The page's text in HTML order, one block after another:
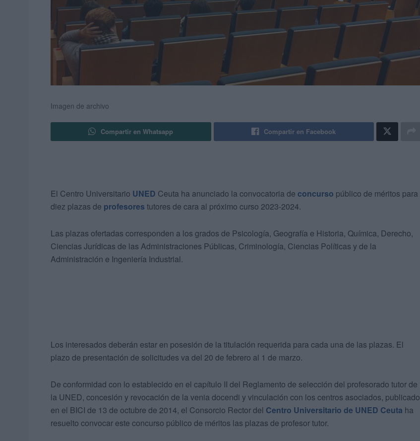
Imagen de archivo
Compartir en Whatsapp Compartir en Facebook
El Centro Universitario UNED Ceuta ha anunciado la convocatoria de concurso público de méritos para
diez plazas de profesores tutores de cara al próximo curso 2023-2024.
Las plazas ofertadas corresponden a los grados de Psicología, Geografía e Historia, Química, Derecho,
Ciencias Jurídicas de las Administraciones Públicas, Criminología, Ciencias Políticas y de la
Administración e Ingeniería Industrial.
Los interesados deberán estar en posesión de la titulación requerida para cada una de las plazas. El
plazo de presentación de solicitudes va del 20 de febrero al 1 de marzo.
De conformidad con lo establecido en el capítulo II del Reglamento de selección del profesorado tutor de
la UNED, concesión y revocación de la venia docendi y vinculación con los centros asociados, publicado
en el BICI de 13 de octubre de 2014, el Consorcio Rector del Centro Universitario de UNED Ceuta ha
resuelto convocar este concurso público de méritos las plazas de profesor tutor.